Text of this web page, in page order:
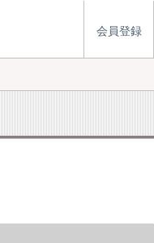
会員登録